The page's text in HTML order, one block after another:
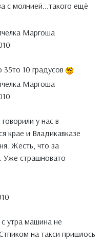
с молнией...такого ещё
Маргоша
35то 10 градусов
Маргоша
у нас в
крае и Владикавказе
Жесть, что за
Уже страшновато
утра машина не
на такси пришлось